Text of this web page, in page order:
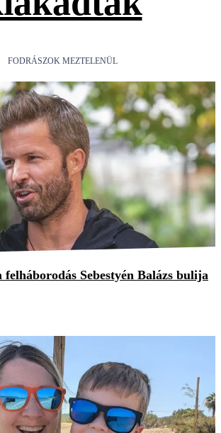
FODRÁSZOK MEZTELENÜL
felháborodás Sebestyén Balázs bulija